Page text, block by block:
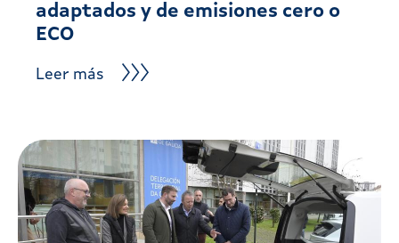
adaptados y de emisiones cero o
ECO
Leer más